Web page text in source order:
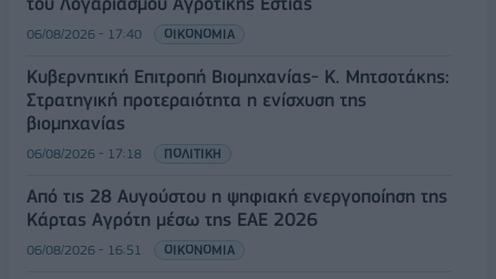
06/08/2026 - 17:40 ΟΙΚΟΝΟΜΙΑ
Κυβερνητική Επιτροπή Βιομηχανίας- Κ. Μητσοτάκης:
Στρατηγική προτεραιότητα η ενίσχυση της
βιομηχανίας
06/08/2026 - 17:18 ΠΟΛΙΤΙΚΗ
Από τις 28 Αυγούστου η ψηφιακή ενεργοποίηση της
Κάρτας Αγρότη μέσω της ΕΑΕ 2026
06/08/2026 - 16:51 ΟΙΚΟΝΟΜΙΑ